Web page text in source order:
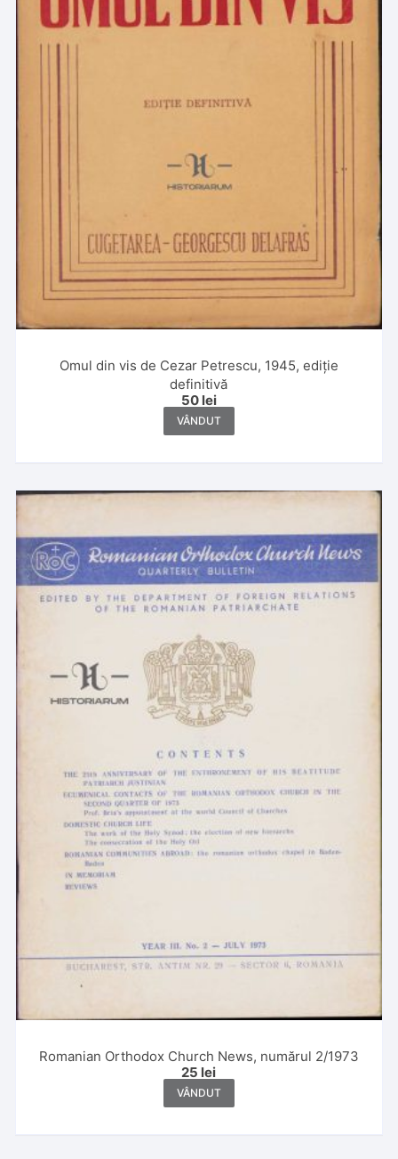
Omul din vis de Cezar Petrescu, 1945, ediție
definitivă
50 lei
VÂNDUT
Romanian Orthodox Church News, numărul 2/1973
25 lei
VÂNDUT